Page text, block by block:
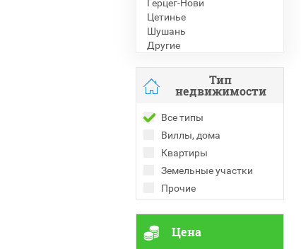
Герцег-Нови
Цетинье
Шушань
Другие
Тип
недвижимости
Все типы
Виллы, дома
Квартиры
Земельные участки
Прочие
Цена